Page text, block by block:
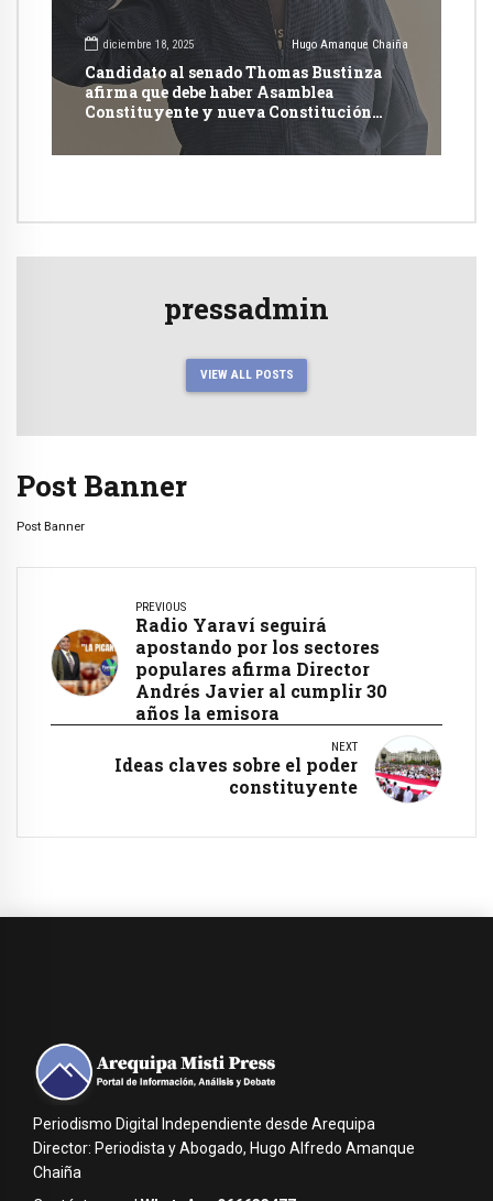
diciembre 18, 2025 Hugo Amanque Chaiña
Candidato al senado Thomas Bustinza
afirma que debe haber Asamblea
Constituyente y nueva Constitución
pressadmin
VIEW ALL POSTS
Post Banner
Post Banner
PREVIOUS
Radio Yaraví seguirá
apostando por los sectores
populares afirma Director
Andrés Javier al cumplir 30
años la emisora
NEXT
Ideas claves sobre el poder
constituyente
Periodismo Digital Independiente desde Arequipa
Director: Periodista y Abogado, Hugo Alfredo Amanque
Chaiña